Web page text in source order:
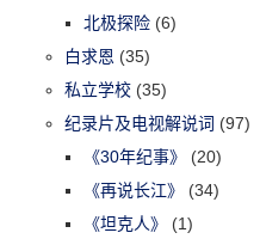
北极探险 (6)
白求恩 (35)
私立学校 (35)
纪录片及电视解说词 (97)
《30年纪事》
(20)
《再说长江》
(34)
《坦克人》
(1)